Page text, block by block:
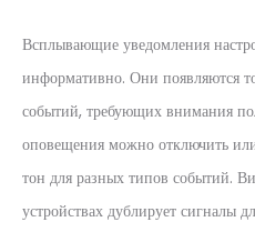
Всплывающие уведомления
информативно. Они появляются
событий, требующих внимания
оповещения можно отключить
тон для разных типов событий.
устройствах дублирует сигналы